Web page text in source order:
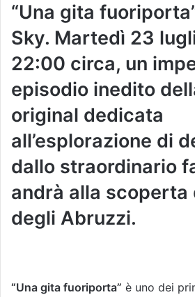
“Una gita
Sky. Martedì 23
22:00 circa, un
episodio inedito
original dedicata
all’esplorazione di
dallo straordinario
andrà alla scoperta
degli Abruzzi.
“Una gita fuoriporta” è uno dei